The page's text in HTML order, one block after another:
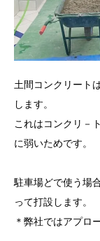
土間コンクリート
します。
これはコンクリ－
に弱いためです。
駐車場どで使う場
って打設します。
＊弊社ではアプロ